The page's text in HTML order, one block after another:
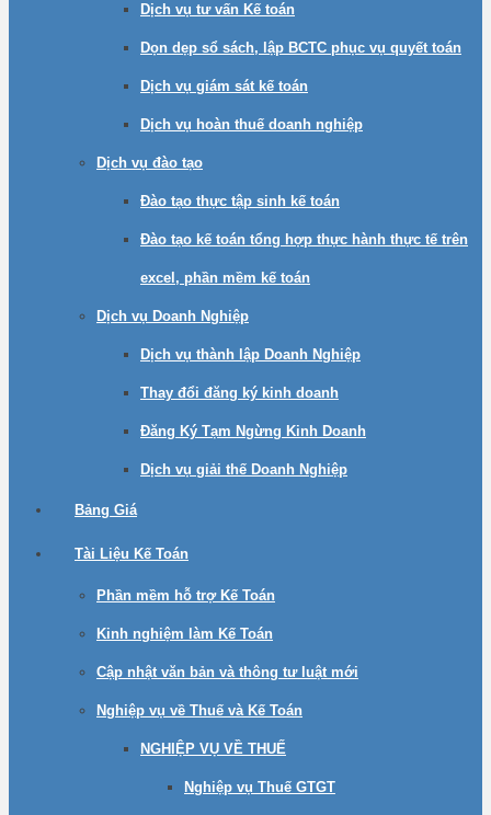
Dịch vụ tư vấn Kế toán
Dọn dẹp sổ sách, lập BCTC phục vụ quyết toán
Dịch vụ giám sát kế toán
Dịch vụ hoàn thuế doanh nghiệp
Dịch vụ đào tạo
Đào tạo thực tập sinh kế toán
Đào tạo kế toán tổng hợp thực hành thực tế trên
excel, phần mềm kế toán
Dịch vụ Doanh Nghiệp
Dịch vụ thành lập Doanh Nghiệp
Thay đổi đăng ký kinh doanh
Đăng Ký Tạm Ngừng Kinh Doanh
Dịch vụ giải thế Doanh Nghiệp
Bảng Giá
Tài Liệu Kế Toán
Phần mềm hỗ trợ Kế Toán
Kinh nghiệm làm Kế Toán
Cập nhật văn bản và thông tư luật mới
Nghiệp vụ về Thuế và Kế Toán
NGHIỆP VỤ VỀ THUẾ
Nghiệp vụ Thuế GTGT